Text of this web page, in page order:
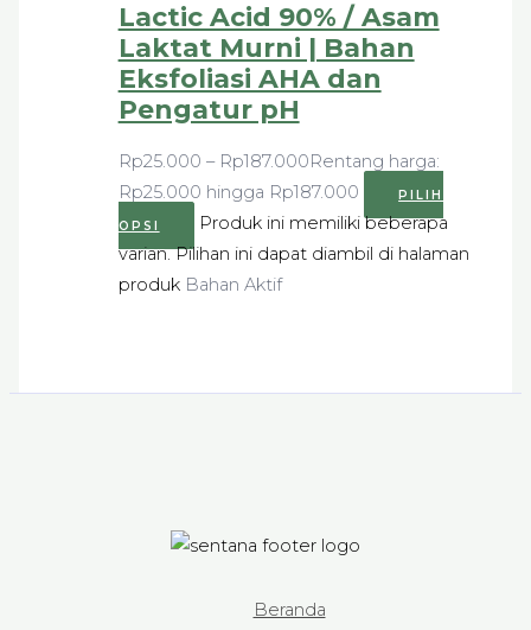
Lactic Acid 90% / Asam
Laktat Murni | Bahan
Eksfoliasi AHA dan
Pengatur pH
Rp25.000 – Rp187.000Rentang harga:
Rp25.000 hingga Rp187.000
PILIH
OPSI
Produk ini memiliki beberapa
varian. Pilihan ini dapat diambil di halaman
produk Bahan Aktif
Beranda